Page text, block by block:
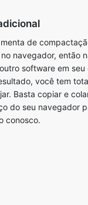
navegador, então
software em seu
Basta copiar e
do seu navegador
conosco.